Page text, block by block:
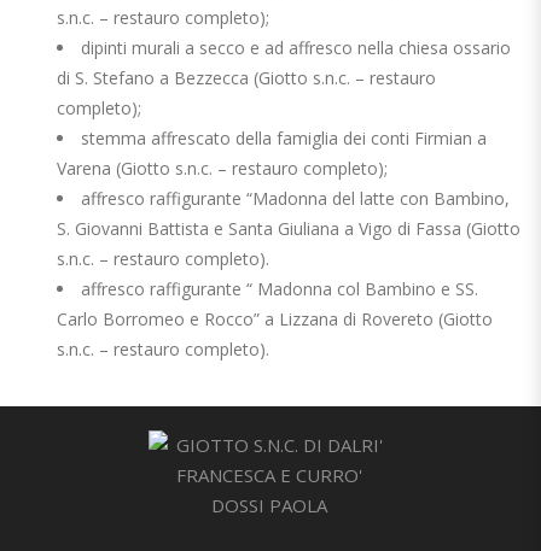
s.n.c. – restauro completo);
dipinti murali a secco e ad affresco nella chiesa ossario
di S. Stefano a Bezzecca (Giotto s.n.c. – restauro
completo);
stemma affrescato della famiglia dei conti Firmian a
Varena (Giotto s.n.c. – restauro completo);
affresco raffigurante “Madonna del latte con Bambino,
S. Giovanni Battista e Santa Giuliana a Vigo di Fassa (Giotto
s.n.c. – restauro completo).
affresco raffigurante “ Madonna col Bambino e SS.
Carlo Borromeo e Rocco” a Lizzana di Rovereto (Giotto
s.n.c. – restauro completo).